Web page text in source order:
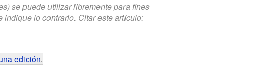
se puede utilizar libremente para fines
lo contrario. Citar este artículo:
edición.